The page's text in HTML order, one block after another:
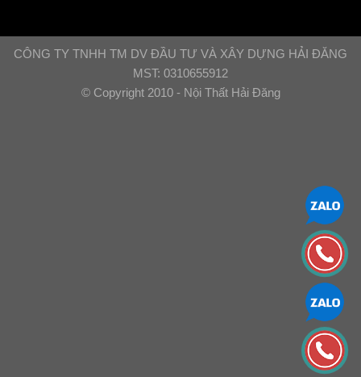
CÔNG TY TNHH TM DV ĐẦU TƯ VÀ XÂY DỰNG HẢI ĐĂNG
MST: 0310655912
© Copyright 2010 - Nội Thất Hải Đăng